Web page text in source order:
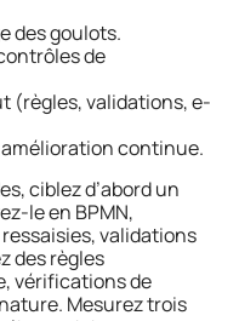
des goulots.
de
(règles, validations, e-
continue.
ciblez d’abord un
le en BPMN,
validations
des règles
vérifications de
Mesurez trois